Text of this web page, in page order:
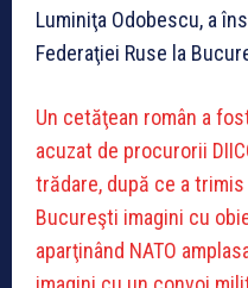
Luminiţa Odobescu, a
Federaţiei Ruse la
Un cetăţean român a
acuzat de procurorii
trădare, după ce a trimis
Bucureşti imagini cu
aparţinând NATO